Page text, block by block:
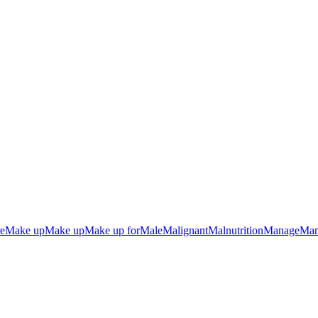
Make upMake upMake up forMaleMalignantMalnutritionManage